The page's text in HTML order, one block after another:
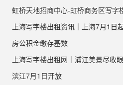
虹桥天地招商中心-虹桥商务区写字
上海写字楼出租资讯｜上海7月1日起
房公积金缴存基数
上海写字楼出租网｜浦江美景尽收眼
滨江7月1日开放